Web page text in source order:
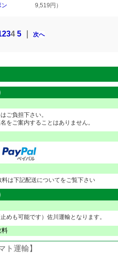
ン
9,519円）
234 5｜ 次へ
ご負担下さい。
をご案内することはありません。
は下記配送についてをご覧下さい
めも可能です）佐川運輸となります。
料
ト運輸】